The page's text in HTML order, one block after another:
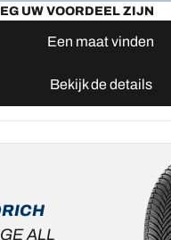
UW VOORDEEL ZIJN
Een maat vinden
Bekijk de details
ALL